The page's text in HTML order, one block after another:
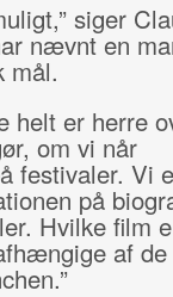
siger
nævnt en
mål.
helt er herre
om vi når
festivaler. Vi
på
Hvilke film
af de